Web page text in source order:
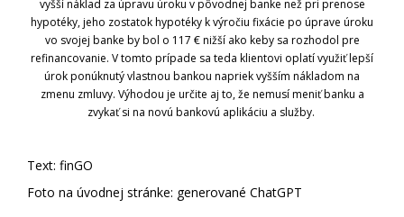
vyšší náklad za úpravu úroku v pôvodnej banke než pri prenose
hypotéky, jeho zostatok hypotéky k výročiu fixácie po úprave úroku
vo svojej banke by bol o 117 € nižší ako keby sa rozhodol pre
refinancovanie. V tomto prípade sa teda klientovi oplatí využiť lepší
úrok ponúknutý vlastnou bankou napriek vyšším nákladom na
zmenu zmluvy. Výhodou je určite aj to, že nemusí meniť banku a
zvykať si na novú bankovú aplikáciu a služby.
Text: finGO
Foto na úvodnej stránke: generované ChatGPT